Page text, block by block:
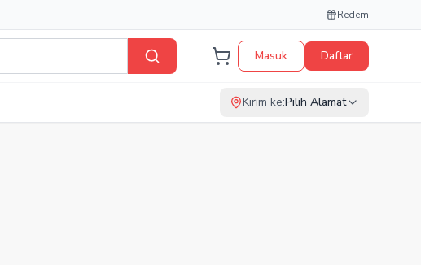
Redem
Masuk Daftar
Kirim ke:Pilih Alamat